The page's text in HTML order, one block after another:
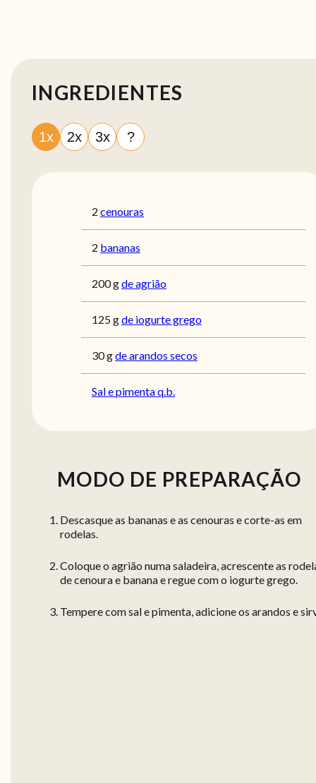
INGREDIENTES
1x 2x 3x ?
2 cenouras
2 bananas
200gde agrião
125gde iogurte grego
30gde arandos secos
Sal e pimenta q.b.
MODO DE PREPARAÇÃO
Descasque as bananas e as cenouras e corte-as em
rodelas.
Coloque o agrião numa saladeira, acrescente as
de cenoura e banana e regue com o iogurte grego.
Tempere com sal e pimenta, adicione os arandos e